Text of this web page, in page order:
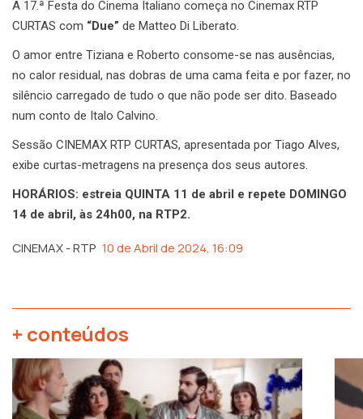
A 17.ª Festa do Cinema Italiano começa no Cinemax RTP
CURTAS com “Due” de Matteo Di Liberato.
O amor entre Tiziana e Roberto consome-se nas ausências,
no calor residual, nas dobras de uma cama feita e por fazer, no
silêncio carregado de tudo o que não pode ser dito. Baseado
num conto de Italo Calvino.
Sessão CINEMAX RTP CURTAS, apresentada por Tiago Alves,
exibe curtas-metragens na presença dos seus autores.
HORÁRIOS: estreia QUINTA 11 de abril e repete DOMINGO
14 de abril, às 24h00, na RTP2.
CINEMAX - RTP 10 de Abril de 2024, 16:09
+ conteúdos